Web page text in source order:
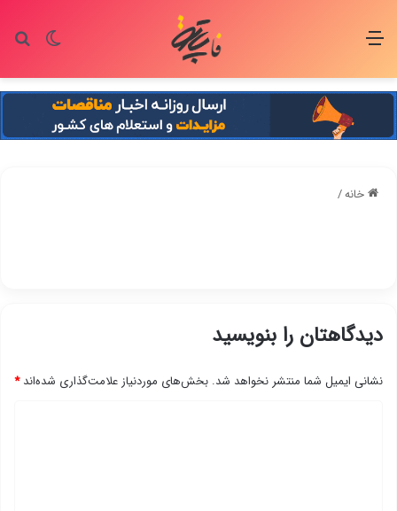
تغییر منو
خانه/
دیدگاهتان را بنویسید
نشانی ایمیل شما منتشر نخواهد شد. بخش‌های موردنیاز علامت‌گذاری شده‌اند*